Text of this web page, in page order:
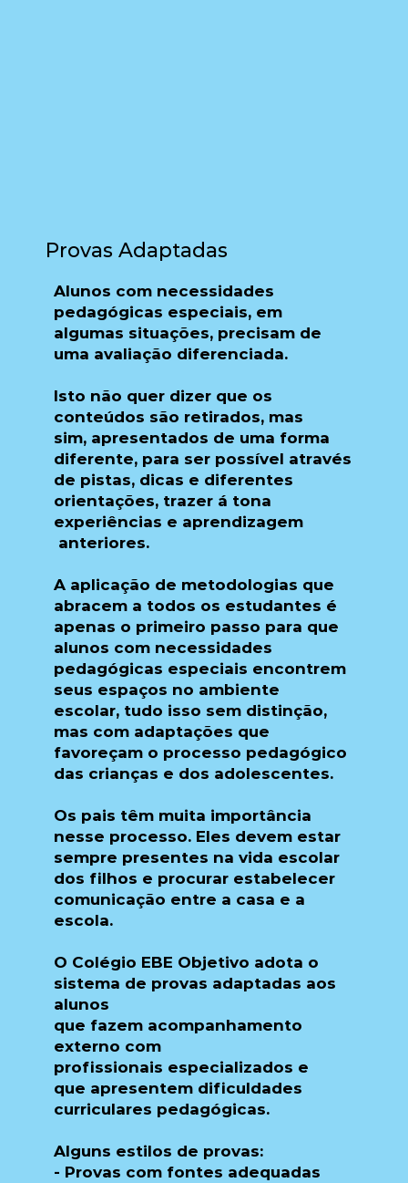
Provas Adaptadas
Alunos com necessidades
pedagógicas especiais, em
algumas situações, precisam de
uma avaliação diferenciada.
Isto não quer dizer que os
conteúdos são retirados, mas
sim, apresentados de uma forma
diferente, para ser possível através
de pistas, dicas e diferentes
orientações, trazer á tona
experiências e aprendizagem
anteriores.
A aplicação de metodologias que
abracem a todos os estudantes é
apenas o primeiro passo para que
alunos com necessidades
pedagógicas especiais encontrem
seus espaços no ambiente
escolar,tudo isso sem distinção,
mas com adaptações que
favoreçam o processo pedagógico
das crianças e dos adolescentes.
Os pais têm muita importância
nesse processo.Eles devem estar
sempre presentes na vida escolar
dos filhos e procurar estabelecer
comunicação entre a casa e a
escola.
O Colégio EBE Objetivo adota o
sistema de provas adaptadas aos
alunos
que fazem acompanhamento
externo com
profissionais especializados e
que apresentem dificuldades
curriculares pedagógicas.
Alguns estilos de provas:
- Provas com fontes adequadas